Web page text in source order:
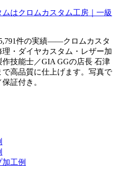
件の実績——クロムカスタ
・ダイヤカスタム・レザー加
技能士／GIA GGの店長 石津
高品質に仕上げます。写真で
証付き。
工例